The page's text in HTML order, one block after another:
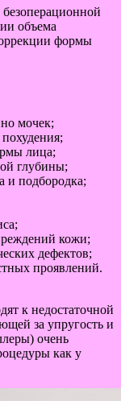
объема
формы
мочек;
лица;
глубины;
и подбородка;
кожи;
дефектов;
проявлений.
к недостаточной
за упругость и
очень
как у